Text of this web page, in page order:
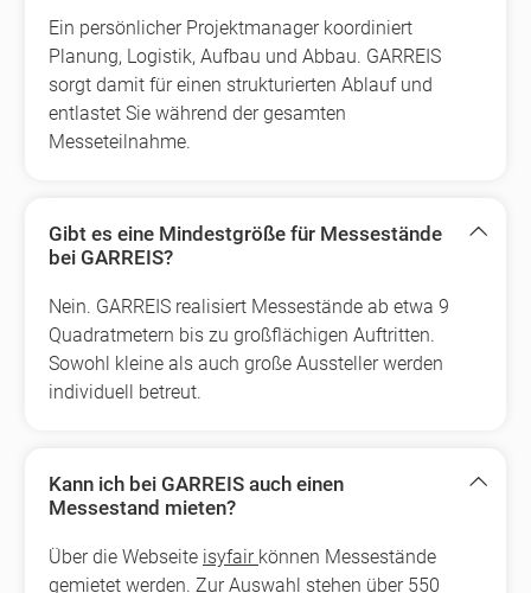
Ein persönlicher Projektmanager koordiniert
Planung, Logistik, Aufbau und Abbau. GARREIS
sorgt damit für einen strukturierten Ablauf und
entlastet Sie während der gesamten
Messeteilnahme.
Gibt es eine Mindestgröße für Messestände
bei GARREIS?
Nein. GARREIS realisiert Messestände ab etwa 9
Quadratmetern bis zu großflächigen Auftritten.
Sowohl kleine als auch große Aussteller werden
individuell betreut.
Kann ich bei GARREIS auch einen
Messestand mieten?
Über die Webseite isyfair können Messestände
gemietet werden. Zur Auswahl stehen über 550